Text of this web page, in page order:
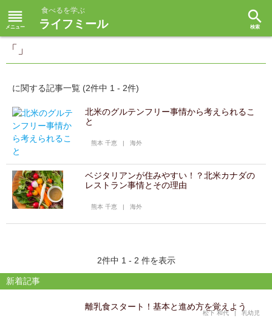
reorder 食べるを学ぶ
ライフミール search
「」
に関する記事一覧 (2件中 1 - 2件)
北米のグルテンフリー事情から考えられるこ
と
熊本 千恵 |海外
ベジタリアンが住みやすい！？北米カナダの
レストラン事情とその理由
熊本 千恵 |海外
2件中 1 - 2 件を表示
新着記事
離乳食スタート！基本と進め方を覚えよう
松下 和代 | 乳幼児